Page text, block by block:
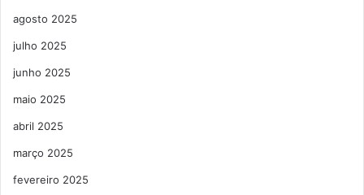
agosto 2025
julho 2025
junho 2025
maio 2025
abril 2025
março 2025
fevereiro 2025